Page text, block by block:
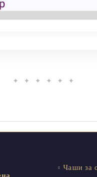
✦ ✦ ✦ ✦ ✦ ✦
Чаши за